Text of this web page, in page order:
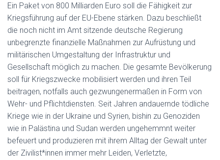
Ein Paket von 800 Milliarden Euro soll die Fähigkeit zur
Kriegsführung auf der EU-Ebene stärken. Dazu beschließt
die noch nicht im Amt sitzende deutsche Regierung
unbegrenzte finanzielle Maßnahmen zur Aufrüstung und
militärischen Umgestaltung der Infrastruktur und
Gesellschaft möglich zu machen. Die gesamte Bevölkerung
soll für Kriegszwecke mobilisiert werden und ihren Teil
beitragen, notfalls auch gezwungenermaßen in Form von
Wehr- und Pflichtdiensten. Seit Jahren andauernde tödliche
Kriege wie in der Ukraine und Syrien, bishin zu Genoziden
wie in Palästina und Sudan werden ungehemmnt weiter
befeuert und produzieren mit ihrem Alltag der Gewalt unter
der Zivilist*innen immer mehr Leiden, Verletzte,